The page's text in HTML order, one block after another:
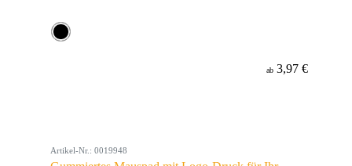
ab 3,97 €
Artikel-Nr.: 0019948